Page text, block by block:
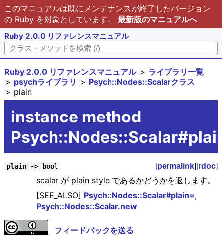
このマニュアルは既にメンテナンスが終了したバージョン
の Ruby を対象としています。 最新版のマニュアルへ
Ruby 2.0.0 リファレンスマニュアル
Ruby 2.0.0 リファレンスマニュアル
ライブラリ一覧
psychライブラリ
Psych::Nodes::Scalarクラス
plain
instance method
plain -> bool [permalink][rdoc]
scalar が plain style であるかどうかを返します。
[SEE_ALSO] Psych::Nodes::Scalar#plain=,
Psych::Nodes::Scalar.new
フィードバックを送る